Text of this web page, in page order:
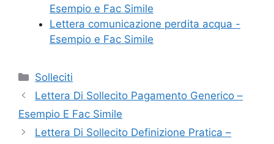
Esempio e Fac Simile
Lettera comunicazione perdita acqua -
Esempio e Fac Simile
Categorie
Solleciti
Lettera Di Sollecito Pagamento Generico –
Esempio E Fac Simile
Lettera Di Sollecito Definizione Pratica –